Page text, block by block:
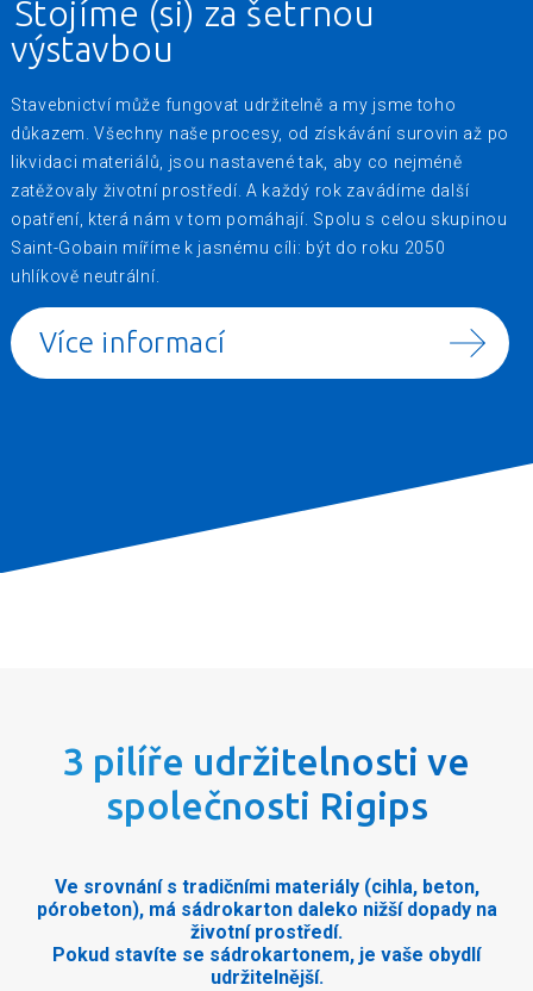
Stojíme (si) za šetrnou
výstavbou
Stavebnictví může fungovat udržitelně a my jsme toho
důkazem. Všechny naše procesy, od získávání surovin až po
likvidaci materiálů, jsou nastavené tak, aby co nejméně
zatěžovaly životní prostředí. A každý rok zavádíme další
opatření, která nám v tom pomáhají. Spolu s celou skupinou
Saint-Gobain míříme k jasnému cíli: být do roku 2050
uhlíkově neutrální.
Více informací
3 pilíře udržitelnosti ve
společnosti Rigips
Ve srovnání s tradičními materiály (cihla, beton,
pórobeton), má sádrokarton daleko nižší dopady na
životní prostředí.
Pokud stavíte se sádrokartonem, je vaše obydlí
udržitelnější.